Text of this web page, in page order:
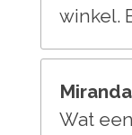
winkel.
Miranda
Wat